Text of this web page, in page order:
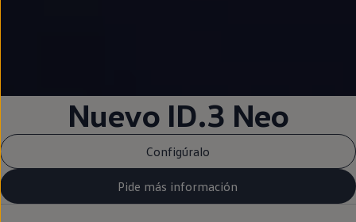
Nuevo ID.3 Neo
Configúralo
Pide más información